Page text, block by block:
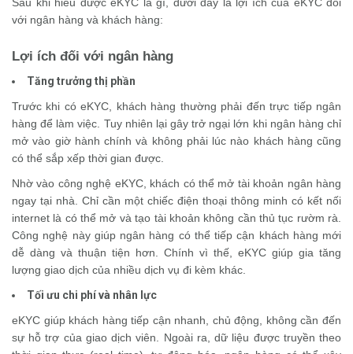
với ngân hàng và khách hàng:
Lợi ích đối với ngân hàng
Tăng trưởng thị phần
Trước khi có eKYC, khách hàng thường phải đến trực tiếp ngân
hàng để làm việc. Tuy nhiên lại gây trở ngại lớn khi ngân hàng chỉ
mở vào giờ hành chính và không phải lúc nào khách hàng cũng
có thể sắp xếp thời gian được.
Nhờ vào công nghệ eKYC, khách có thể mở tài khoản ngân hàng
ngay tại nhà. Chỉ cần một chiếc điện thoại thông minh có kết nối
internet là có thể mở và tạo tài khoản không cần thủ tục rườm rà.
Công nghệ này giúp ngân hàng có thể tiếp cận khách hàng mới
dễ dàng và thuận tiện hơn. Chính vì thế, eKYC giúp gia tăng
lượng giao dịch của nhiều dịch vụ đi kèm khác.
Tối ưu chi phí và nhân lực
eKYC giúp khách hàng tiếp cận nhanh, chủ động, không cần đến
sự hỗ trợ của giao dịch viên. Ngoài ra, dữ liệu được truyền theo